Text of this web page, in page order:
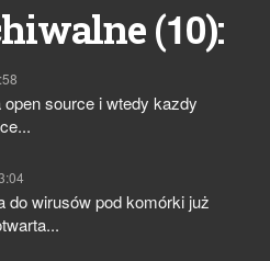
(10):
source i wtedy kazdy
do wirusów pod komórki już